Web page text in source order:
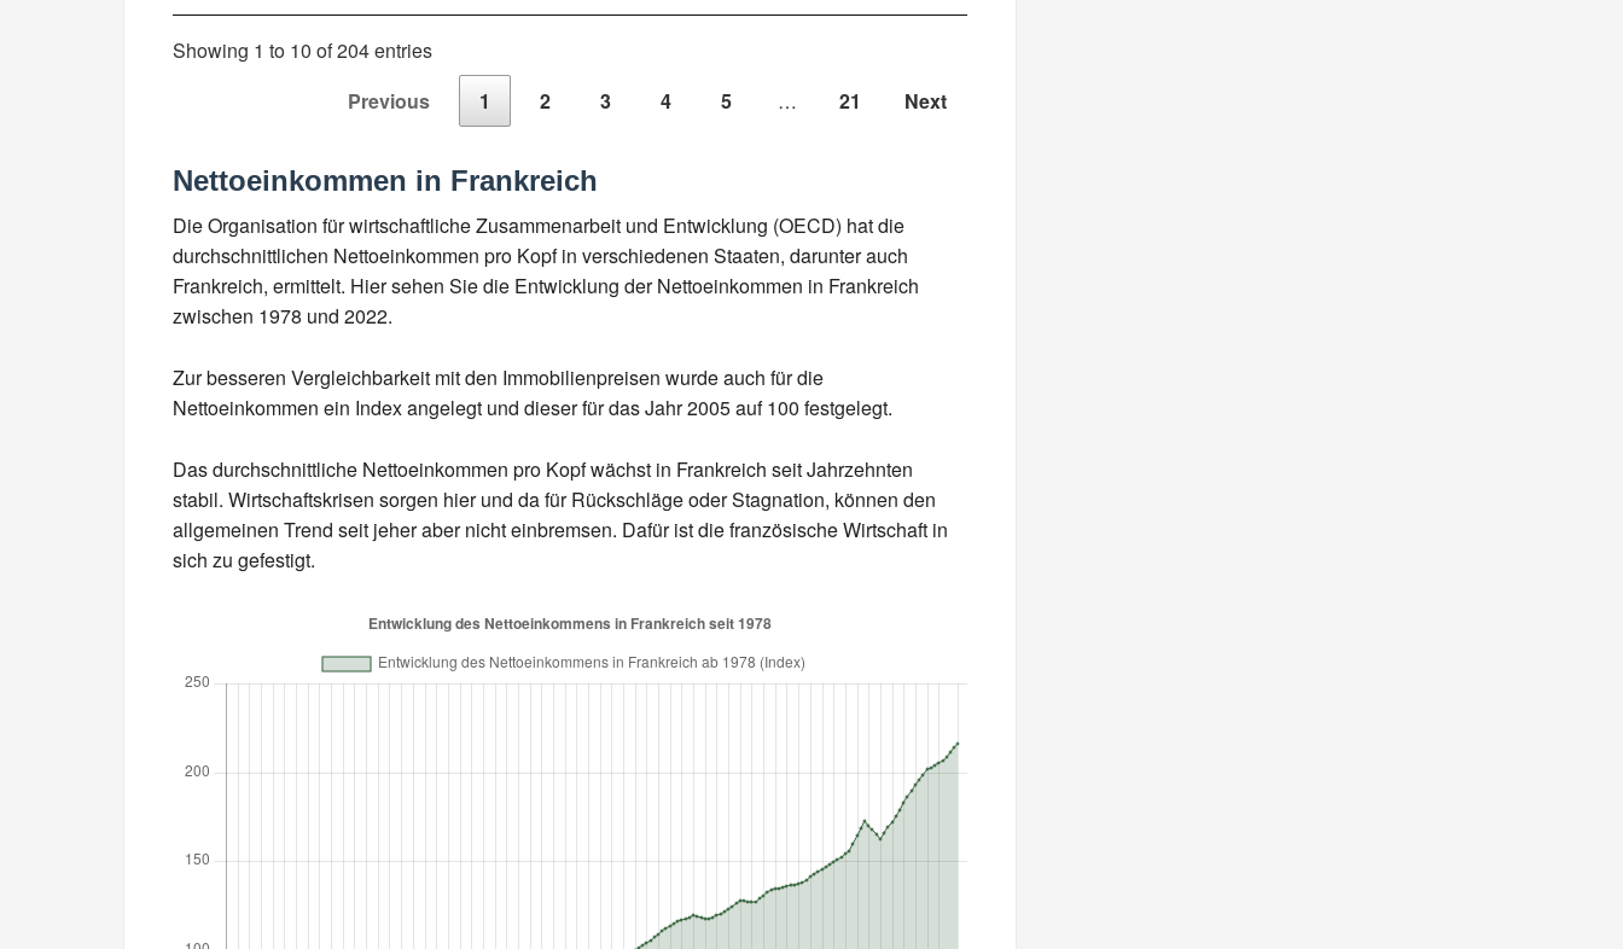
Showing 1 to 10 of 204 entries
Previous
1 2 3 4 5 … 21 Next
Nettoeinkommen in Frankreich
Die Organisation für wirtschaftliche Zusammenarbeit und Entwicklung (OECD) hat die
durchschnittlichen Nettoeinkommen pro Kopf in verschiedenen Staaten, darunter auch
Frankreich, ermittelt. Hier sehen Sie die Entwicklung der Nettoeinkommen in Frankreich
zwischen 1978 und 2022.
Zur besseren Vergleichbarkeit mit den Immobilienpreisen wurde auch für die
Nettoeinkommen ein Index angelegt und dieser für das Jahr 2005 auf 100 festgelegt.
Das durchschnittliche Nettoeinkommen pro Kopf wächst in Frankreich seit Jahrzehnten
stabil. Wirtschaftskrisen sorgen hier und da für Rückschläge oder Stagnation, können den
allgemeinen Trend seit jeher aber nicht einbremsen. Dafür ist die französische Wirtschaft in
sich zu gefestigt.